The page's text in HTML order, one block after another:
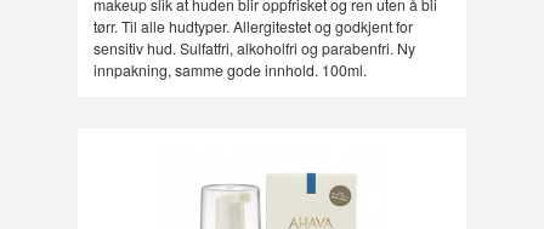
tørr. Til alle hudtyper. Allergitestet og godkjent for
sensitiv hud. Sulfatfri, alkoholfri og parabenfri. Ny
innpakning, samme gode innhold. 100ml.